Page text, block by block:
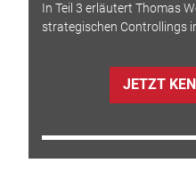
In Teil 3 erläutert Thomas
strategischen Controllings
JETZT